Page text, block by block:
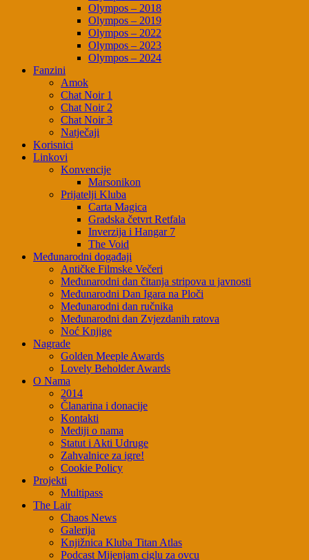
Olympos – 2018
Olympos – 2019
Olympos – 2022
Olympos – 2023
Olympos – 2024
Fanzini
Amok
Chat Noir 1
Chat Noir 2
Chat Noir 3
Natječaji
Korisnici
Linkovi
Konvencije
Marsonikon
Prijatelji Kluba
Carta Magica
Gradska četvrt Retfala
Inverzija i Hangar 7
The Void
Međunarodni događaji
Antičke Filmske Večeri
Međunarodni dan čitanja stripova u javnosti
Međunarodni Dan Igara na Ploči
Međunarodni dan ručnika
Međunarodni dan Zvjezdanih ratova
Noć Knjige
Nagrade
Golden Meeple Awards
Lovely Beholder Awards
O Nama
2014
Članarina i donacije
Kontakti
Mediji o nama
Statut i Akti Udruge
Zahvalnice za igre!
Cookie Policy
Projekti
Multipass
The Lair
Chaos News
Galerija
Knjižnica Kluba Titan Atlas
Podcast Mijenjam ciglu za ovcu